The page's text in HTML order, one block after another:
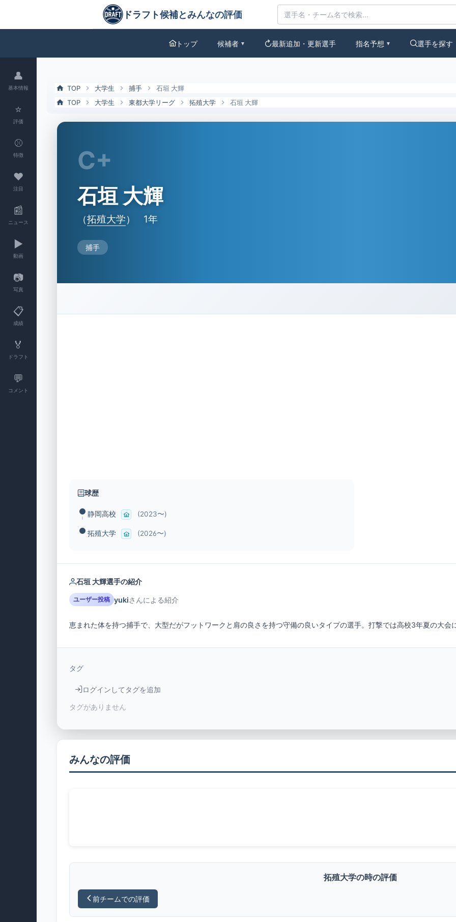
石垣 大輝（拓殖大）の特徴とドラフト評価 | ドラフト候補とみんなの評価
ドラフト候補とみんなの評価
トップ 候補者 ▼ 最新追加・更新選手 指名予想 ▼ 選手を探す
👤
基本情報
⭐
評価
⚾
特徴
❤
注目
📰
ニュース
▶️
動画
📷
写真
📋
成績
🏅
ドラフト
💬
コメント
TOP 大学生 捕手
石垣 大輝
TOP
大学生 東都大学リーグ 拓殖大学 石垣 大輝
C+
石垣 大輝
（拓殖大学） 1年
捕手
球歴
静岡高校 (2023〜)
拓殖大学 (2026〜)
石垣 大輝選手の紹介
ユーザー投稿 yukiさんによる紹介
恵まれた体を持つ捕手で、大型だがフットワークと肩の良さを持つ守備の良いタイプの選手。打撃では高校3年夏の大会
タグ
ログインしてタグを追加
タグがありません
みんなの評価
拓殖大学の時の評価
前チームでの評価